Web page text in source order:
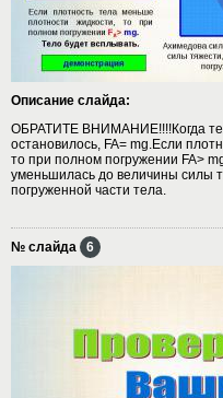
Описание слайда:
ОБРАТИТЕ ВНИМАНИЕ!!!!Когда
остановилось, FA= mg.Если
то при полном погружении FA>
уменьшилась до величины силы
погруженной части тела.
№ слайда 6